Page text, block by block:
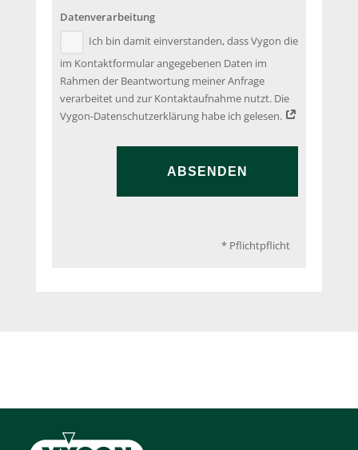
Datenverarbeitung
Ich bin damit einverstanden, dass Vygon die
im Kontaktformular angegebenen Daten im
Rahmen der Beantwortung meiner Anfrage
verarbeitet und zur Kontaktaufnahme nutzt. Die
Vygon-Datenschutzerklärung habe ich gelesen.
ABSENDEN
* Pflichtpflicht